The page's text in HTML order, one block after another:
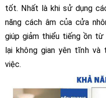
tốt. Nhất là khi sử dụng
năng cách âm của cửa
giúp giảm thiểu tiếng ồn từ
lại không gian yên tĩnh và
việc.